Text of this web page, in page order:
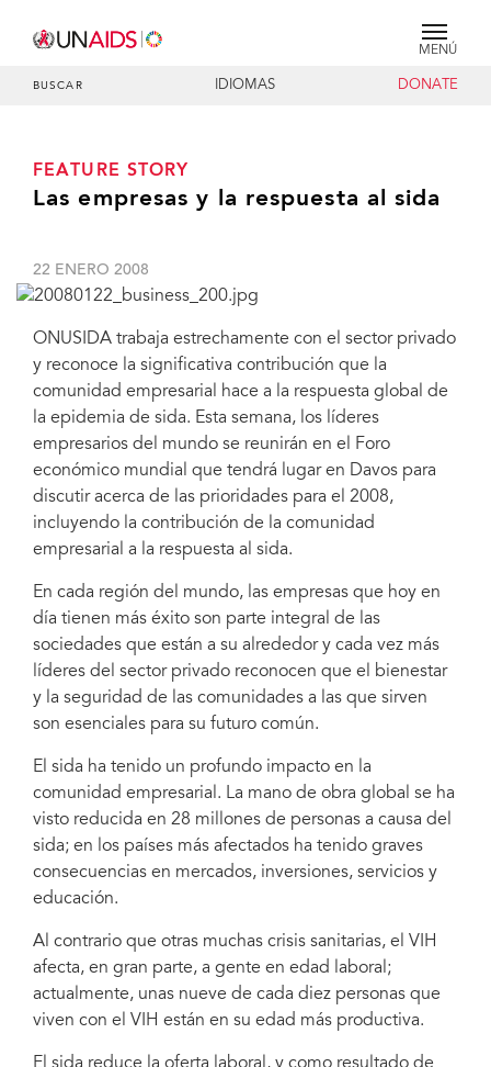
MENÚ
BUSCAR IDIOMAS DONATE
FEATURE STORY
Las empresas y la respuesta al sida
22 ENERO 2008
ONUSIDA trabaja estrechamente con el sector privado
y reconoce la significativa contribución que la
comunidad empresarial hace a la respuesta global de
la epidemia de sida. Esta semana, los líderes
empresarios del mundo se reunirán en el Foro
económico mundial que tendrá lugar en Davos para
discutir acerca de las prioridades para el 2008,
incluyendo la contribución de la comunidad
empresarial a la respuesta al sida.
En cada región del mundo, las empresas que hoy en
día tienen más éxito son parte integral de las
sociedades que están a su alrededor y cada vez más
líderes del sector privado reconocen que el bienestar
y la seguridad de las comunidades a las que sirven
son esenciales para su futuro común.
El sida ha tenido un profundo impacto en la
comunidad empresarial. La mano de obra global se ha
visto reducida en 28 millones de personas a causa del
sida; en los países más afectados ha tenido graves
consecuencias en mercados, inversiones, servicios y
educación.
Al contrario que otras muchas crisis sanitarias, el VIH
afecta, en gran parte, a gente en edad laboral;
actualmente, unas nueve de cada diez personas que
viven con el VIH están en su edad más productiva.